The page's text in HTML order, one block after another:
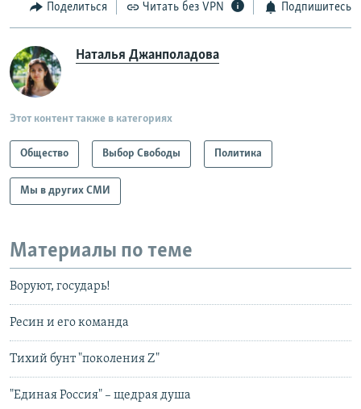
Поделиться Читать без VPN Подпишитесь
Наталья Джанполадова
Этот контент также в категориях
Общество Выбор Свободы Политика
Мы в других СМИ
Материалы по теме
Воруют, государь!
Ресин и его команда
Тихий бунт "поколения Z"
"Единая Россия" – щедрая душа